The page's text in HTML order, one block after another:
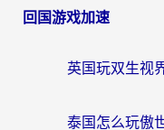
回国游戏加速